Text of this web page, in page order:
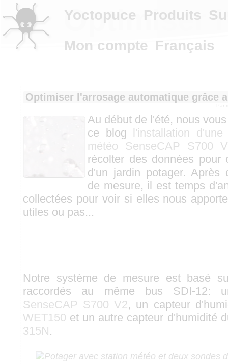
Optimiser
Optimiser l'arrosage automatique grâce
Par
Au début de l'été, nous
ce blog l'installation
météo SenseCAP S700
récolter des données pour
d'un jardin potager. Après
de mesure, il est temps
collectées pour voir si elles nous
utiles ou pas...
Notre système de mesure est basé
raccordés au même bus SDI-12:
SenseCAP S700 V2, un capteur
WET150 et un autre capteur d'humidité
315N.
Yoctopuce Produits
Mon compte Français